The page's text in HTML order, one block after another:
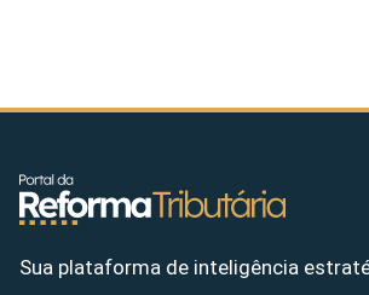
Sua plataforma de inteligência